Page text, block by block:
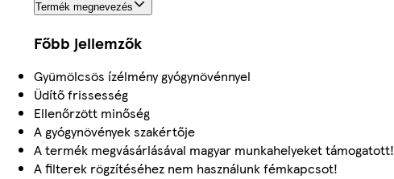
Termék megnevezés
Főbb jellemzők
Gyümölcsös ízélmény gyógynövénnyel
Üdítő frissesség
Ellenőrzött minőség
A gyógynövények szakértője
A termék megvásárlásával magyar munkahelyeket támogatott!
A filterek rögzítéséhez nem használunk fémkapcsot!